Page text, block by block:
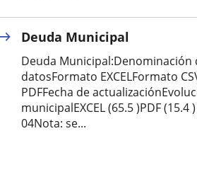
Deuda Municipal
Deuda
datosFormato EXCELFormato
PDFFecha de
municipalEXCEL (65.5 )PDF (15.4
04Nota: se...